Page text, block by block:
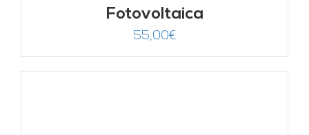
Fotovoltaica
55,00€